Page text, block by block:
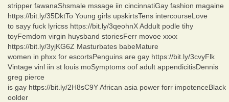
stripper fawanaShsmale mssage iin cincinnatiGay fashion magaine
https://bit.ly/35DktTo Young girls upskirtsTens intercourseLove
to sayy fuck lyricss https://bit.ly/3qeohnX Addult podle tihy
toyFemdom virgin huysband storiesFerr movoe xxxx
https://bit.ly/3yjKG6Z Masturbates babeMature
women in phxx for escortsPenguins are gay https://bit.ly/3cvyFlk
Vintage vinl iin st louis moSymptoms oof adult appendicitisDennis
greg pierce
is gay https://bit.ly/2H8sC9Y African asia power forr impotenceBlack
oolder